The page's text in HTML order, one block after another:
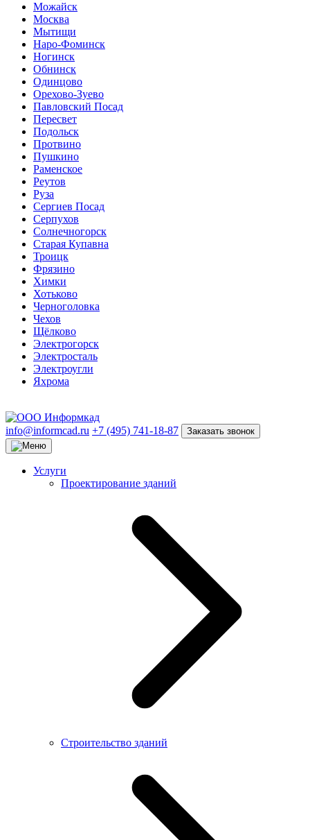
Можайск
Москва
Мытищи
Наро-Фоминск
Ногинск
Обнинск
Одинцово
Орехово-Зуево
Павловский Посад
Пересвет
Подольск
Протвино
Пушкино
Раменское
Реутов
Руза
Сергиев Посад
Серпухов
Солнечногорск
Старая Купавна
Троицк
Фрязино
Химки
Хотьково
Черноголовка
Чехов
Щёлково
Электрогорск
Электросталь
Электроугли
Яхрома
info@informcad.ru +7 (495) 741-18-87 Заказать звонок
Услуги
Проектирование зданий
Строительство зданий